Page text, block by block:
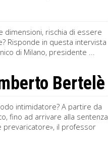
dimensioni, rischia di essere
Risponde in questa intervista
di Milano, presidente ...
Bertelè
intimidatore? A partire da
fino ad arrivare alla sentenza
prevaricatore», il professor